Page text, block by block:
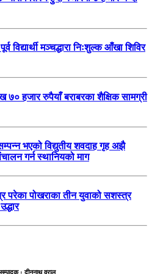
विद्यार्थी मञ्चद्धारा निःशुल्क आँखा शिविर
७० हजार रुपैयाँ बराबरका शैक्षिक सामग्री
भएको विद्युतीय शवदाह गृह अझै
गर्न स्थानियको माग
परेका पोखराका तीन युवाको सशस्त्र
: दीननाथ वराल